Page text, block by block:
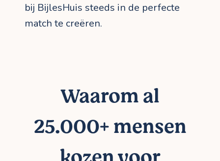
bij BijlesHuis steeds in de perfecte
match te creëren.
Waarom al
25.000+ mensen